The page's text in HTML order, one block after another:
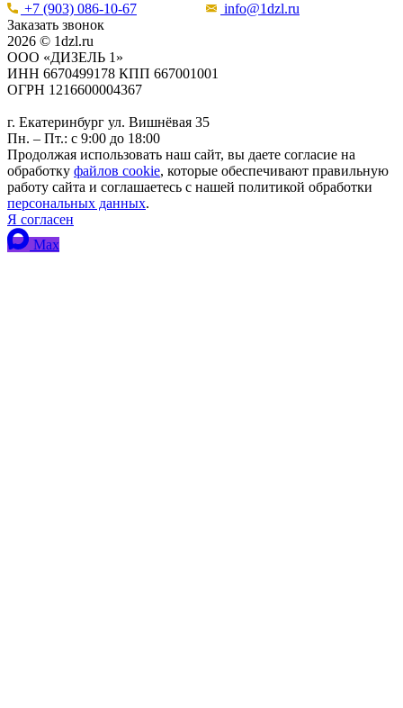
+7 (903) 086-10-67
info@1dzl.ru
Заказать звонок
2026 © 1dzl.ru
ООО «ДИЗЕЛЬ 1»
ИНН 6670499178 КПП 667001001
ОГРН 1216600004367
г. Екатеринбург ул. Вишнёвая 35
Пн. – Пт.: с 9:00 до 18:00
Продолжая использовать наш сайт, вы даете согласие на
обработку файлов cookie, которые обеспечивают правильную
работу сайта и соглашаетесь с нашей политикой обработки
персональных данных.
Я согласен
Max